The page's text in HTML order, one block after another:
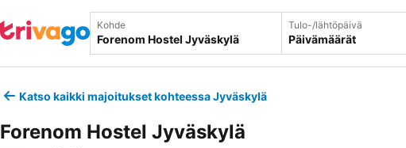
Kohde Tulo-/lähtöpäivä
Päivämäärät
Katso kaikki majoitukset kohteessa Jyväskylä
Forenom Hostel Jyväskylä